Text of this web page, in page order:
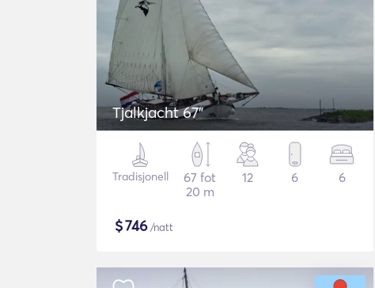
Tjalkjacht 67"
Tradisjonell
67 fot
20 m
12 6 6
$746/natt